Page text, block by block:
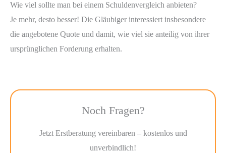
Wie viel sollte man bei einem Schuldenvergleich anbieten?
Je mehr, desto besser! Die Gläubiger interessiert insbesondere
die angebotene Quote und damit, wie viel sie anteilig von ihrer
ursprünglichen Forderung erhalten.
Noch Fragen?
Jetzt Erstberatung vereinbaren – kostenlos und
unverbindlich!